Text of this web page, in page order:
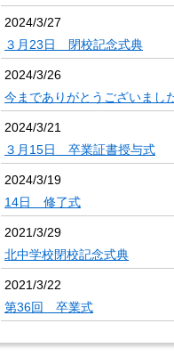
2024/3/27
３月23日 閉校記念式典
2024/3/26
今までありがとうございまし
2024/3/21
３月15日 卒業証書授与式
2024/3/19
14日 修了式
2021/3/29
北中学校閉校記念式典
2021/3/22
第36回 卒業式